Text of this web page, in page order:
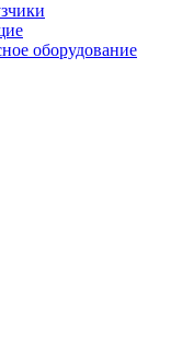
оборудование